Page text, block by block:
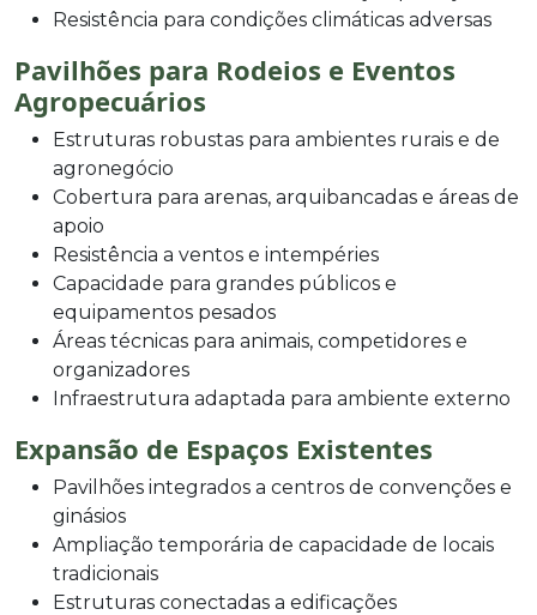
Resistência para condições climáticas adversas
Pavilhões para Rodeios e Eventos
Agropecuários
Estruturas robustas para ambientes rurais e de
agronegócio
Cobertura para arenas, arquibancadas e áreas de
apoio
Resistência a ventos e intempéries
Capacidade para grandes públicos e
equipamentos pesados
Áreas técnicas para animais, competidores e
organizadores
Infraestrutura adaptada para ambiente externo
Expansão de Espaços Existentes
Pavilhões integrados a centros de convenções e
ginásios
Ampliação temporária de capacidade de locais
tradicionais
Estruturas conectadas a edificações